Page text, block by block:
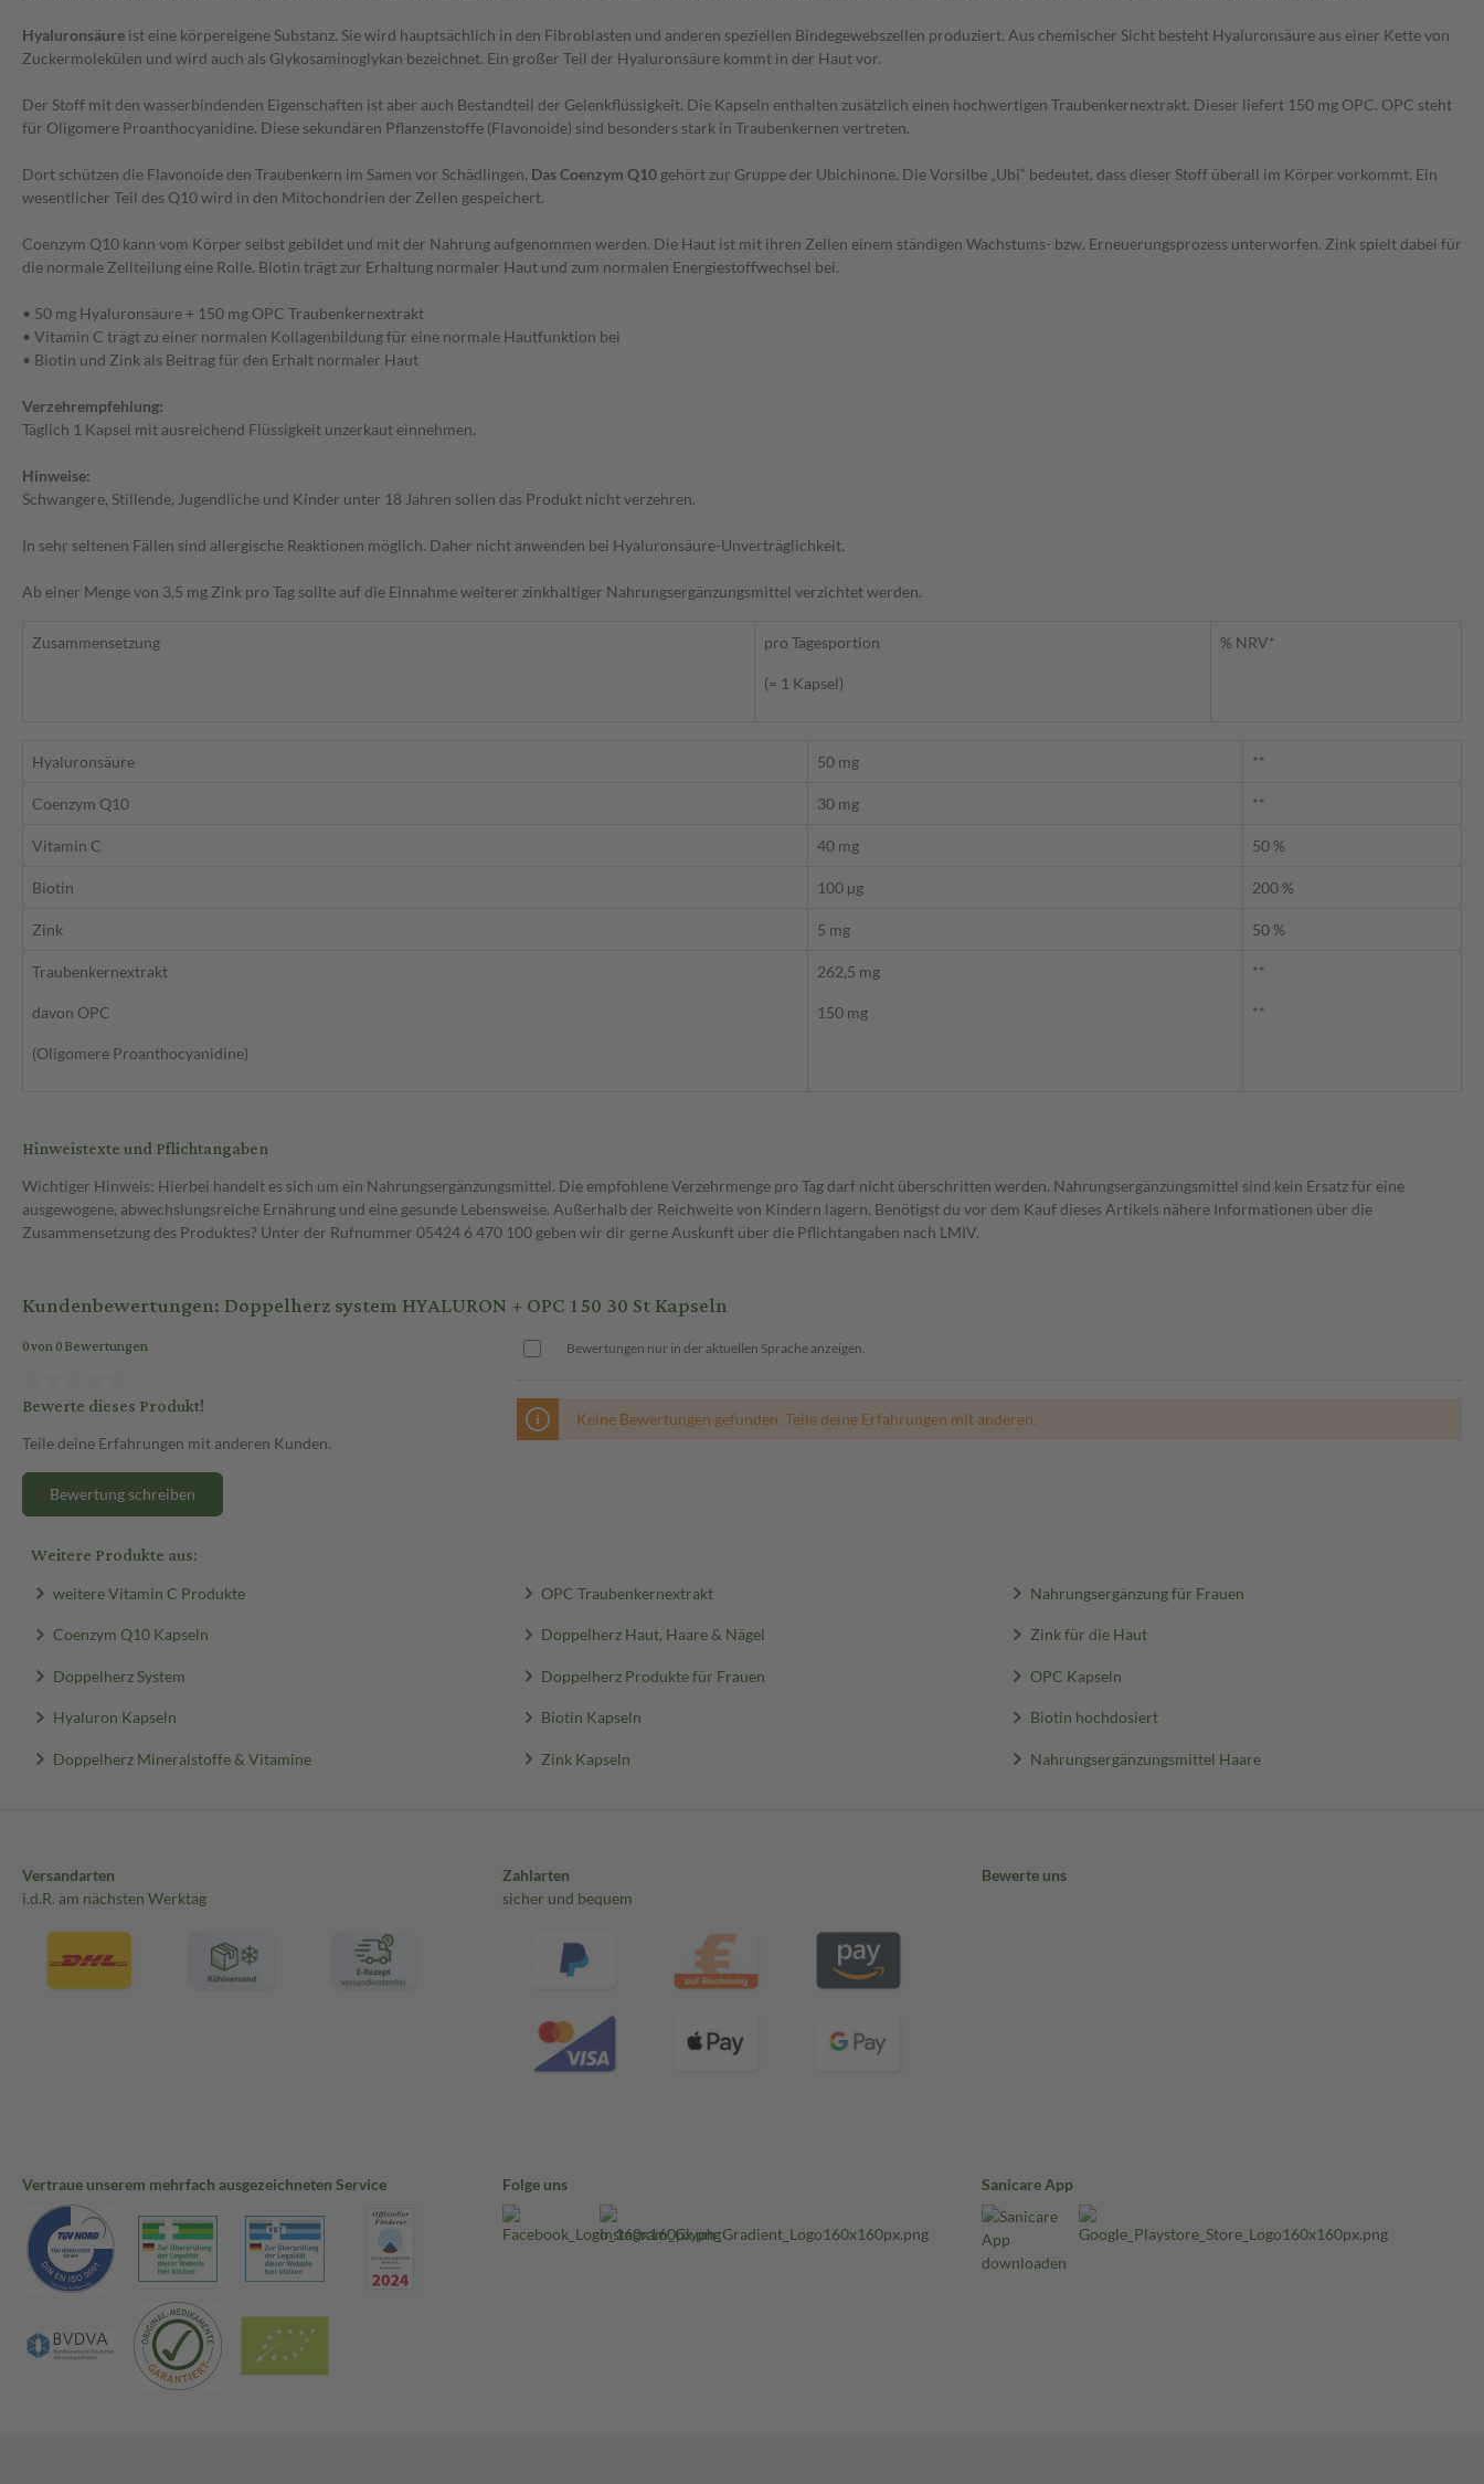
Hyaluronsäure ist eine körpereigene Substanz. Sie wird hauptsächlich in den Fibroblasten und anderen speziellen Bindegewebszellen produziert. Aus chemischer Sicht besteht Hyaluronsäure aus einer Kette von
Zuckermolekülen und wird auch als Glykosaminoglykan bezeichnet. Ein großer Teil der Hyaluronsäure kommt in der Haut vor.
Der Stoff mit den wasserbindenden Eigenschaften ist aber auch Bestandteil der Gelenkflüssigkeit. Die Kapseln enthalten zusätzlich einen hochwertigen Traubenkernextrakt. Dieser liefert 150 mg OPC. OPC steht
für Oligomere Proanthocyanidine. Diese sekundären Pflanzenstoffe (Flavonoide) sind besonders stark in Traubenkernen vertreten.
Dort schützen die Flavonoide den Traubenkern im Samen vor Schädlingen. Das Coenzym Q10 gehört zur Gruppe der Ubichinone. Die Vorsilbe „Ubi“ bedeutet, dass dieser Stoff überall im Körper vorkommt. Ein
wesentlicher Teil des Q10 wird in den Mitochondrien der Zellen gespeichert.
Coenzym Q10 kann vom Körper selbst gebildet und mit der Nahrung aufgenommen werden. Die Haut ist mit ihren Zellen einem ständigen Wachstums- bzw. Erneuerungsprozess unterworfen. Zink spielt dabei für
die normale Zellteilung eine Rolle. Biotin trägt zur Erhaltung normaler Haut und zum normalen Energiestoffwechsel bei.
• 50 mg Hyaluronsäure + 150 mg OPC Traubenkernextrakt
• Vitamin C trägt zu einer normalen Kollagenbildung für eine normale Hautfunktion bei
• Biotin und Zink als Beitrag für den Erhalt normaler Haut
Verzehrempfehlung:
Täglich 1 Kapsel mit ausreichend Flüssigkeit unzerkaut einnehmen.
Hinweise:
Schwangere, Stillende, Jugendliche und Kinder unter 18 Jahren sollen das Produkt nicht verzehren.
In sehr seltenen Fällen sind allergische Reaktionen möglich. Daher nicht anwenden bei Hyaluronsäure-Unverträglichkeit.
Ab einer Menge von 3,5 mg Zink pro Tag sollte auf die Einnahme weiterer zinkhaltiger Nahrungsergänzungsmittel verzichtet werden.
Zusammensetzung pro Tagesportion
(= 1 Kapsel)
% NRV*
Hyaluronsäure 50 mg **
Coenzym Q10 30 mg **
Vitamin C 40 mg 50 %
Biotin 100 µg 200 %
Zink 5 mg 50 %
Traubenkernextrakt
davon OPC
(Oligomere Proanthocyanidine)
262,5 mg
150 mg
**
**
Hinweistexte und Pflichtangaben
Wichtiger Hinweis: Hierbei handelt es sich um ein Nahrungsergänzungsmittel. Die empfohlene Verzehrmenge pro Tag darf nicht überschritten werden. Nahrungsergänzungsmittel sind kein Ersatz für eine
ausgewogene, abwechslungsreiche Ernährung und eine gesunde Lebensweise. Außerhalb der Reichweite von Kindern lagern. Benötigst du vor dem Kauf dieses Artikels nähere Informationen über die
Zusammensetzung des Produktes? Unter der Rufnummer 05424 6 470 100 geben wir dir gerne Auskunft über die Pflichtangaben nach LMIV.
Kundenbewertungen: Doppelherz system HYALURON + OPC 150 30 St Kapseln
0 von 0 Bewertungen
Bewerte dieses Produkt!
Teile deine Erfahrungen mit anderen Kunden.
Bewertung schreiben
Bewertungen nur in der aktuellen Sprache anzeigen.
Keine Bewertungen gefunden. Teile deine Erfahrungen mit anderen.
Weitere Produkte aus:
weitere Vitamin C Produkte OPC Traubenkernextrakt Nahrungsergänzung für Frauen
Coenzym Q10 Kapseln Doppelherz Haut, Haare & Nägel Zink für die Haut
Doppelherz System Doppelherz Produkte für Frauen OPC Kapseln
Hyaluron Kapseln Biotin Kapseln Biotin hochdosiert
Doppelherz Mineralstoffe & Vitamine Zink Kapseln Nahrungsergänzungsmittel Haare
Versandarten
i.d.R. am nächsten Werktag
Zahlarten
sicher und bequem
Bewerte uns
Vertraue unserem mehrfach ausgezeichneten Service Folge uns Sanicare App